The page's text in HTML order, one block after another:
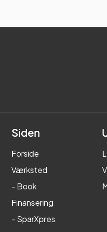
Siden
Forside
Værksted
- Book
Finansering
- SparXpres